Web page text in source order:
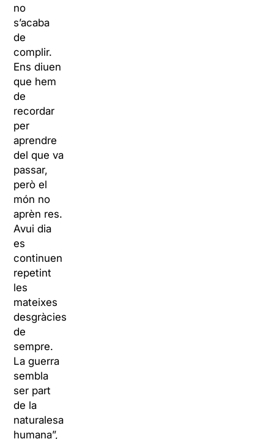
no
s’acaba
de
complir.
Ens diuen
que hem
de
recordar
per
aprendre
del que va
passar,
però el
món no
aprèn res.
Avui dia
es
continuen
repetint
les
mateixes
desgràcies
de
sempre.
La guerra
sembla
ser part
de la
naturalesa
humana”,